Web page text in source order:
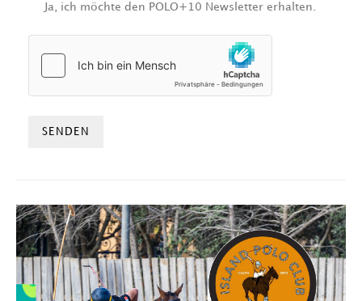
Ja, ich möchte den POLO+10 Newsletter erhalten.